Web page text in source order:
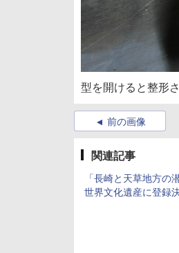
型を開けると整形
前の画像
関連記事
「長崎と天草地方の
世界文化遺産に登録